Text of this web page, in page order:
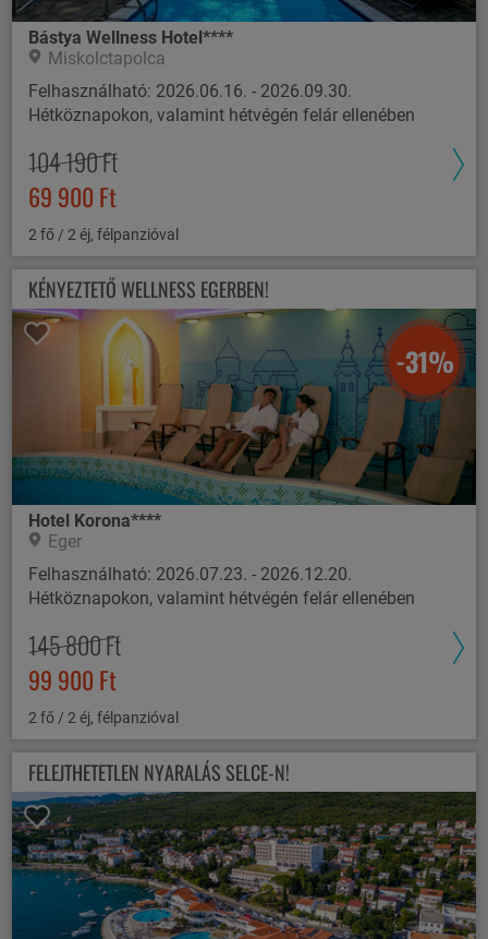
Bástya Wellness Hotel****
Miskolctapolca
Felhasználható: 2026.06.16. - 2026.09.30.
Hétköznapokon, valamint hétvégén felár ellenében
104 190 Ft
69 900 Ft
2 fő / 2 éj, félpanzióval
KÉNYEZTETŐ WELLNESS EGERBEN!
-31%
Hotel Korona****
Eger
Felhasználható: 2026.07.23. - 2026.12.20.
Hétköznapokon, valamint hétvégén felár ellenében
145 800 Ft
99 900 Ft
2 fő / 2 éj, félpanzióval
FELEJTHETETLEN NYARALÁS SELCE-N!